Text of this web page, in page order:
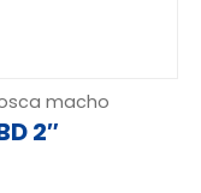
macho
2″